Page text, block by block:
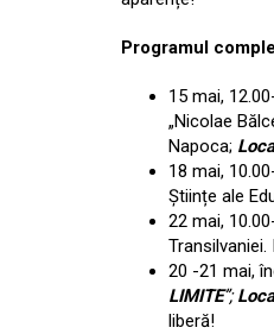
Programul
15 mai,
„Nicolae
Napoca;
18 mai,
Științe ale
22 mai,
Transilvaniei.
20 -21 mai,
LIMITE”;
liberă!